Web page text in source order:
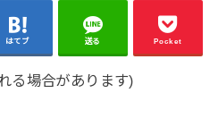
はてブ 送る Pocket
る場合があります)